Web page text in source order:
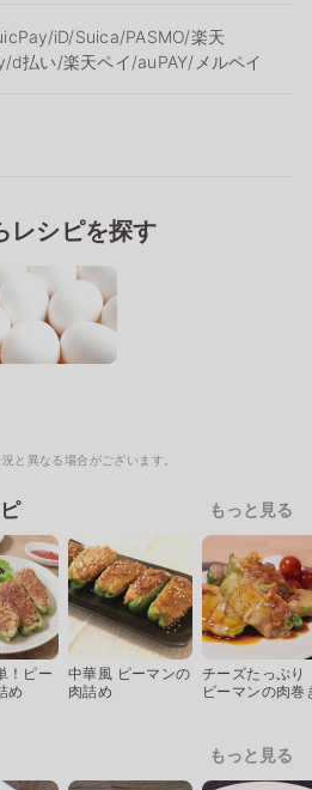
iD/Suica/PASMO/楽天
d払い/楽天ペイ/auPAY/メルペイ
レシピを探す
と異なる場合がございます。
もっと見る
！ピー
め
中華風 ピーマンの
肉詰め
チーズたっぷり
ピーマンの肉巻
もっと見る